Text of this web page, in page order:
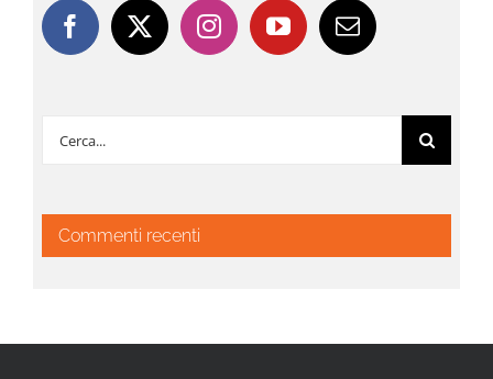
Cerca
Commenti recenti